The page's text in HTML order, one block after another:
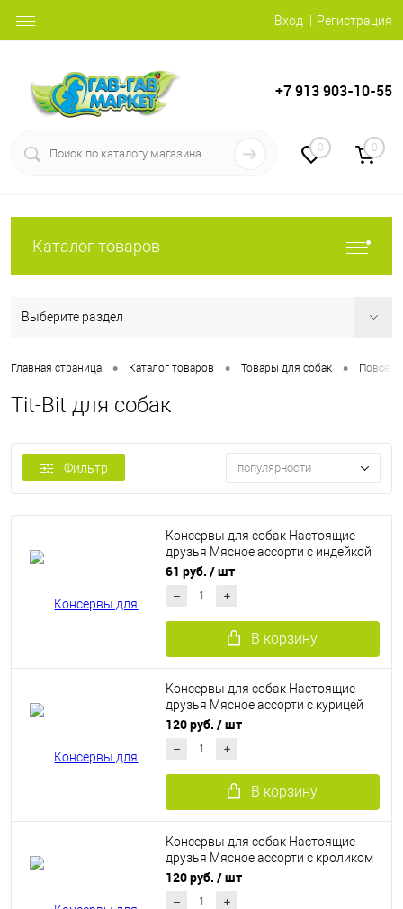
Вход Регистрация
+7 913 903-10-55
0 0
Каталог товаров
Выберите раздел
Главная страница • Каталог товаров • Товары для собак •
Tit-Bit для собак
Фильтр популярности
Консервы для собак Настоящие
друзья Мясное ассорти с индейкой
135 г
61 руб. / шт
В корзину
Консервы для собак Настоящие
друзья Мясное ассорти с курицей
340 г
120 руб. / шт
В корзину
Консервы для собак Настоящие
друзья Мясное ассорти с кроликом
340 г
120 руб. / шт